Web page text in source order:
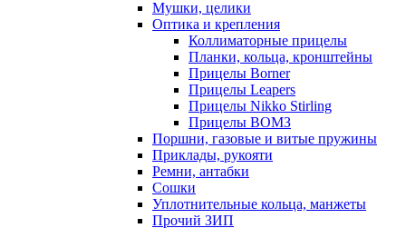
Мушки, целики
Оптика и крепления
Коллиматорные прицелы
Планки, кольца, кронштейны
Прицелы Borner
Прицелы Leapers
Прицелы Nikko Stirling
Прицелы ВОМЗ
Поршни, газовые и витые пружины
Приклады, рукояти
Ремни, антабки
Сошки
Уплотнительные кольца, манжеты
Прочий ЗИП